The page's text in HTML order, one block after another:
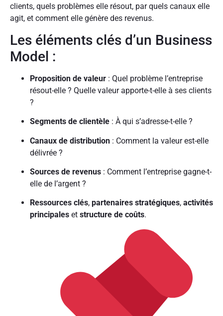
clients, quels problèmes elle résout, par quels canaux elle
agit, et comment elle génère des revenus.
Les éléments clés d’un Business
Model :
Proposition de valeur : Quel problème l’entreprise
résout-elle ? Quelle valeur apporte-t-elle à ses clients
?
Segments de clientèle : À qui s’adresse-t-elle ?
Canaux de distribution : Comment la valeur est-elle
délivrée ?
Sources de revenus : Comment l’entreprise gagne-t-
elle de l’argent ?
Ressources clés, partenaires stratégiques, activités
principales et structure de coûts.